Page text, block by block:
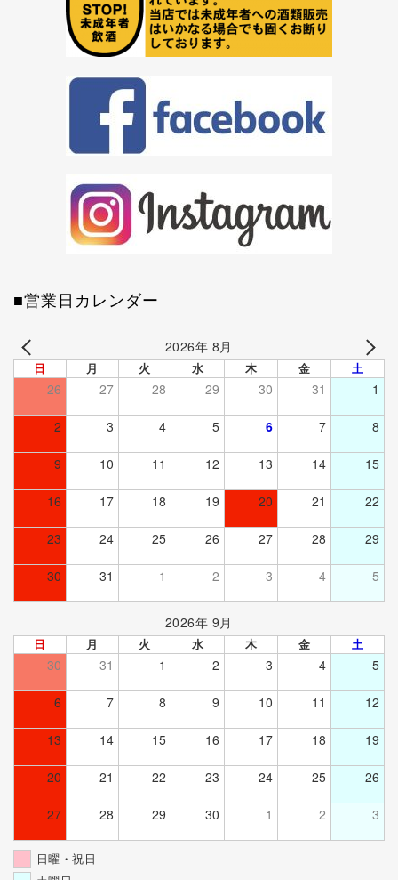
■営業日カレンダー
2026年 8月
日 月 火 水 木 金 土
26 27 28 29 30 31 1
2 3 4 5 6 7 8
9 10 11 12 13 14 15
16 17 18 19 20 21 22
23 24 25 26 27 28 29
30 31 1 2 3 4 5
2026年 9月
日 月 火 水 木 金 土
30 31 1 2 3 4 5
6 7 8 9 10 11 12
13 14 15 16 17 18 19
20 21 22 23 24 25 26
27 28 29 30 1 2 3
日曜・祝日